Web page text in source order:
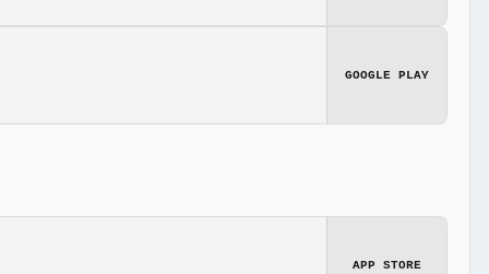
GOOGLE PLAY
APP STORE